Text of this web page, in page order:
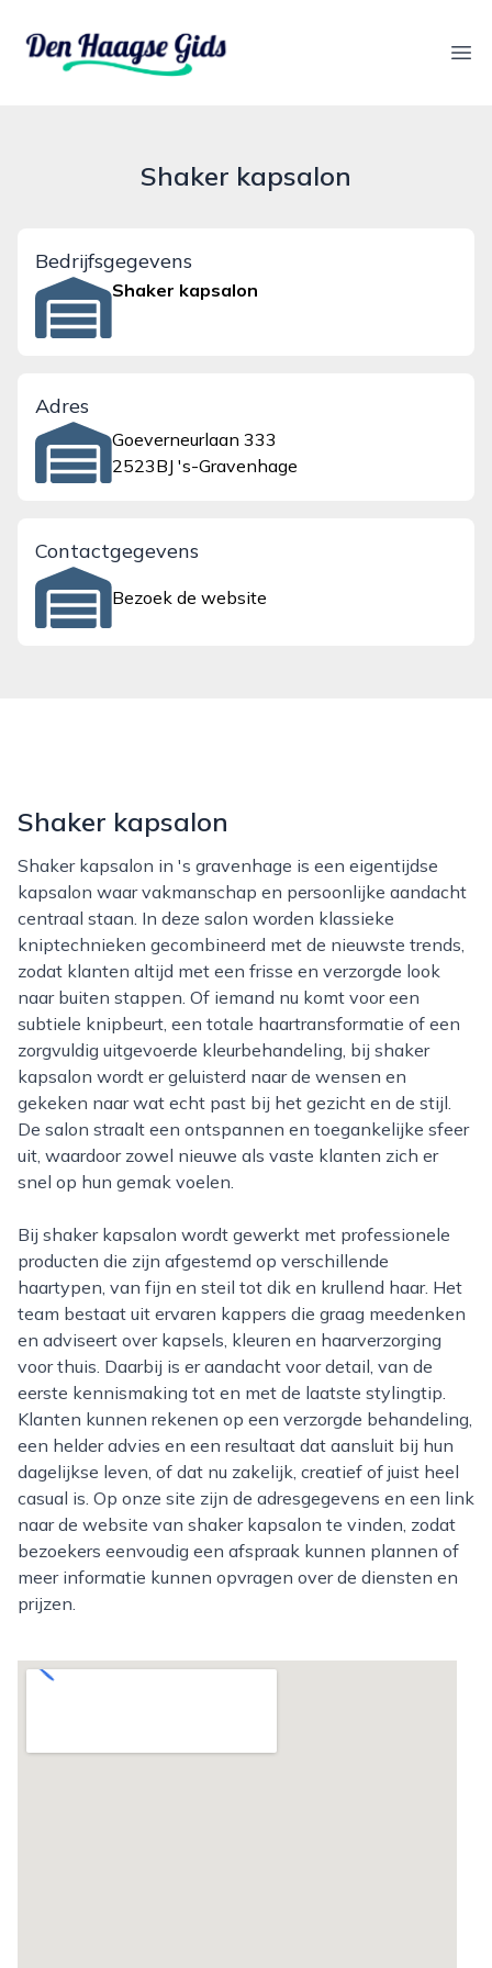
denhaagsegids.nl
Shaker kapsalon
Bedrijfsgegevens
Shaker kapsalon
Adres
Goeverneurlaan 333
2523BJ 's-Gravenhage
Contactgegevens
Bezoek de website
Shaker kapsalon
Shaker kapsalon in 's gravenhage is een eigentijdse
kapsalon waar vakmanschap en persoonlijke aandacht
centraal staan. In deze salon worden klassieke
kniptechnieken gecombineerd met de nieuwste trends,
zodat klanten altijd met een frisse en verzorgde look
naar buiten stappen. Of iemand nu komt voor een
subtiele knipbeurt, een totale haartransformatie of een
zorgvuldig uitgevoerde kleurbehandeling, bij shaker
kapsalon wordt er geluisterd naar de wensen en
gekeken naar wat echt past bij het gezicht en de stijl.
De salon straalt een ontspannen en toegankelijke sfeer
uit, waardoor zowel nieuwe als vaste klanten zich er
snel op hun gemak voelen.
Bij shaker kapsalon wordt gewerkt met professionele
producten die zijn afgestemd op verschillende
haartypen, van fijn en steil tot dik en krullend haar. Het
team bestaat uit ervaren kappers die graag meedenken
en adviseert over kapsels, kleuren en haarverzorging
voor thuis. Daarbij is er aandacht voor detail, van de
eerste kennismaking tot en met de laatste stylingtip.
Klanten kunnen rekenen op een verzorgde behandeling,
een helder advies en een resultaat dat aansluit bij hun
dagelijkse leven, of dat nu zakelijk, creatief of juist heel
casual is. Op onze site zijn de adresgegevens en een link
naar de website van shaker kapsalon te vinden, zodat
bezoekers eenvoudig een afspraak kunnen plannen of
meer informatie kunnen opvragen over de diensten en
prijzen.